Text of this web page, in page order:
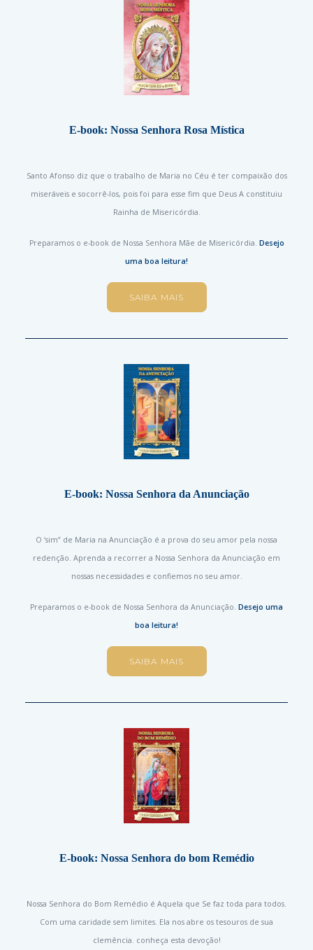
E-book: Nossa Senhora Rosa Mística
Santo Afonso diz que o trabalho de Maria no Céu é ter compaixão dos
miseráveis e socorrê-los, pois foi para esse fim que Deus A constituiu
Rainha de Misericórdia.
Preparamos o e-book de Nossa Senhora Mãe de Misericórdia. Desejo
uma boa leitura!
SAIBA MAIS
E-book: Nossa Senhora da Anunciação
O ‘sim” de Maria na Anunciação é a prova do seu amor pela nossa
redenção. Aprenda a recorrer a Nossa Senhora da Anunciação em
nossas necessidades e confiemos no seu amor.
Preparamos o e-book de Nossa Senhora da Anunciação. Desejo uma
boa leitura!
SAIBA MAIS
E-book: Nossa Senhora do bom Remédio
Nossa Senhora do Bom Remédio é Aquela que Se faz toda para todos.
Com uma caridade sem limites. Ela nos abre os tesouros de sua
clemência. conheça esta devoção!